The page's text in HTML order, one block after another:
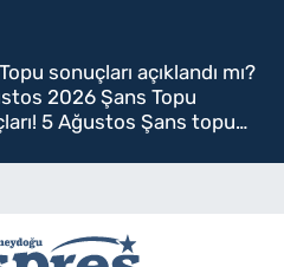
sonuçları açıklandı mı?
2026 Şans Topu
5 Ağustos Şans topu